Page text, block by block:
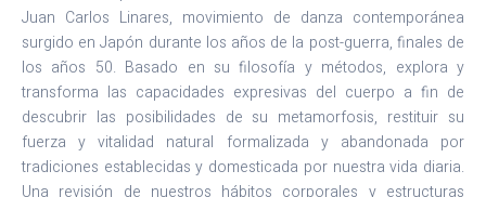
Juan Carlos Linares, movimiento de danza contemporánea
surgido en Japón durante los años de la post-guerra, finales de
los años 50. Basado en su filosofía y métodos, explora y
transforma las capacidades expresivas del cuerpo a fin de
descubrir las posibilidades de su metamorfosis, restituir su
fuerza y vitalidad natural formalizada y abandonada por
tradiciones establecidas y domesticada por nuestra vida diaria.
Una revisión de nuestros hábitos corporales y estructuras